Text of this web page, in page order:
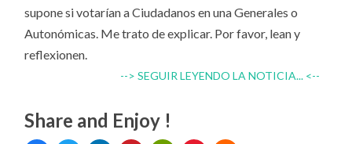
supone si votarían a Ciudadanos en una Generales o
Autonómicas. Me trato de explicar. Por favor, lean y
reflexionen.
--> SEGUIR LEYENDO LA NOTICIA... <--
Share and Enjoy !